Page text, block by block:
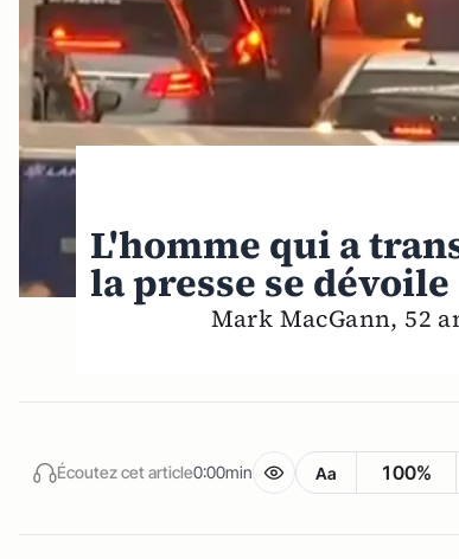
L'homme qui a
la presse se dévoile
Mark MacGann, 52
Écoutez cet article0:00min Aa 100%